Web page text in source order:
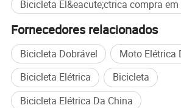
Bicicleta El&eacute;ctrica compra
Fornecedores relacionados
Bicicleta Dobrável
Moto Elétrica
Bicicleta Elétrica
Bicicleta
Bicicleta Elétrica Da China